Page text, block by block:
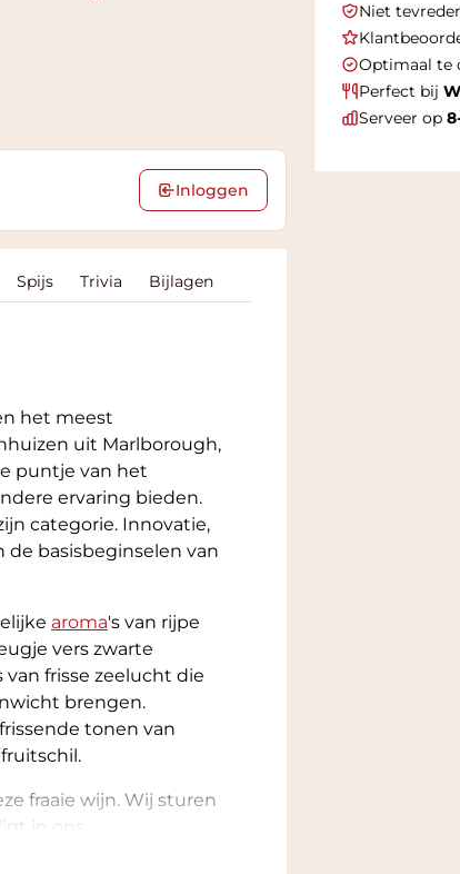
Niet
Optimaal te
Perfect bij
Serveer op
Inloggen
Spijs Trivia Bijlagen
het meest
uit Marlborough,
puntje van het
ervaring bieden.
categorie. Innovatie,
basisbeginselen van
aroma's van rijpe
vers zwarte
frisse zeelucht die
brengen.
tonen van
fraaie wijn. Wij sturen
in ons
ontvangt u vaak ook